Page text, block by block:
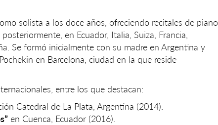
solista a los doce años, ofreciendo recitales de piano
en Ecuador, Italia, Suiza, Francia,
Se formó inicialmente con su madre en Argentina y
en Barcelona, ciudad en la que reside
entre los que destacan:
Catedral de La Plata, Argentina (2014).
en Cuenca, Ecuador (2016).